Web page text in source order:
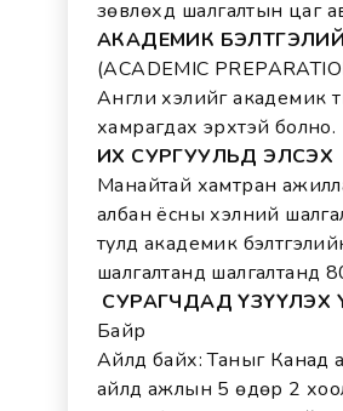
зөвлөхүүд шалгалтын цаг
АКАДЕМИК
(ACADEMIC
Англи хэлийг академик
хамрагдах эрхтэй болно.
ИХ СУРГУУЛЬД ЭЛСЭХ
Манайтай хамтран
албан ёсны хэлний
тулд академик
шалгалтанд шалгалтанд
СУРАГЧДАД ҮЗҮҮЛЭХ
Байр
Айлд байх: Таныг Канад
айлд ажлын 5 өдөр 2